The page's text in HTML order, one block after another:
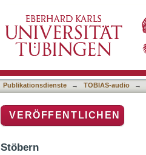
Publikationsdienste → TOBIAS-audio →
VERÖFFENTLICHEN
Stöbern